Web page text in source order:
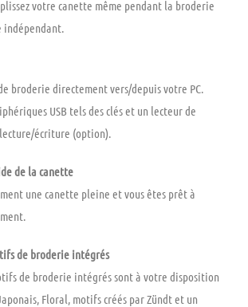
votre canette même pendant la broderie
indépendant.
broderie directement vers/depuis votre PC.
USB tels des clés et un lecteur de
écriture (option).
de la canette
une canette pleine et vous êtes prêt à
de broderie intégrés
de broderie intégrés sont à votre disposition
Floral, motifs créés par Zündt et un